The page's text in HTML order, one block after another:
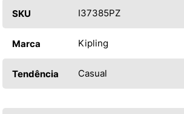
SKU I37385PZ
Marca Kipling
Tendência Casual